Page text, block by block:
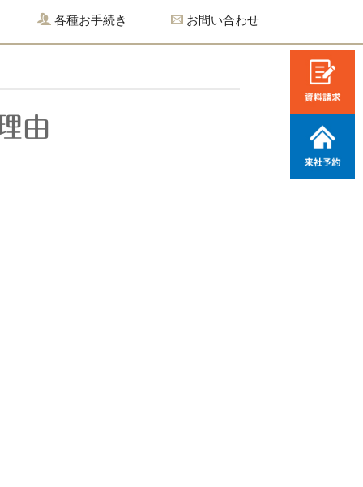
各種お手続き お問い合わせ
由